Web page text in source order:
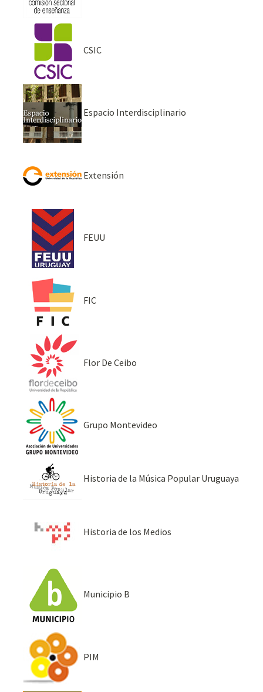
CSIC
Espacio Interdisciplinario
Extensión
FEUU
FIC
Flor De Ceibo
Grupo Montevideo
Historia de la Música Popular Uruguaya
Historia de los Medios
Municipio B
PIM